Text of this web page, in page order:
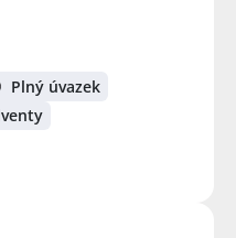
Plný úvazek